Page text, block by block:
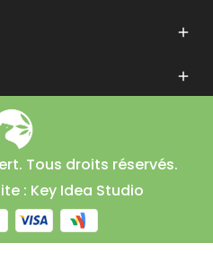


Tous droits réservés.
: Key Idea Studio